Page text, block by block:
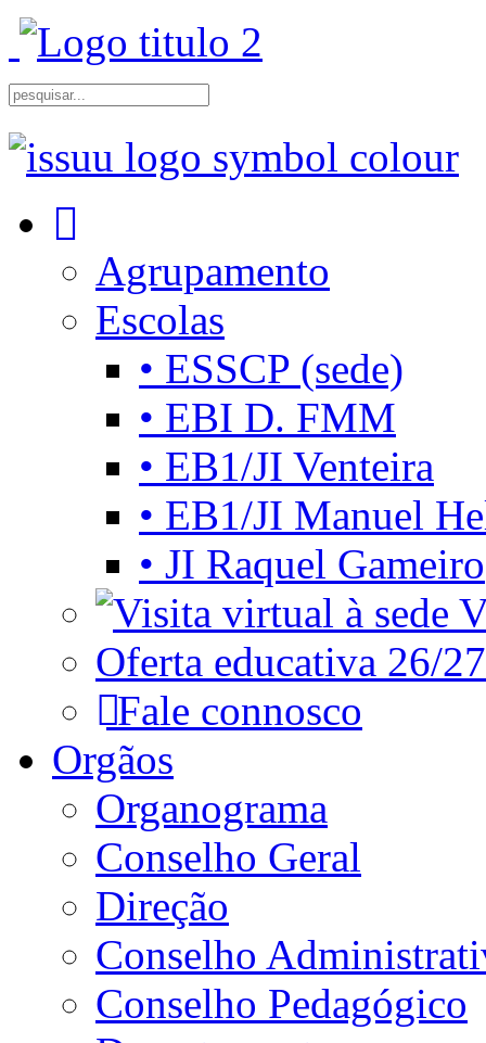
Agrupamento
Escolas
• ESSCP (sede)
• EBI D. FMM
• EB1/JI Venteira
• EB1/JI Manuel
• JI Raquel Gameiro
Oferta educativa 26/27
Fale connosco
Orgãos
Organograma
Conselho Geral
Direção
Conselho
Conselho Pedagógico